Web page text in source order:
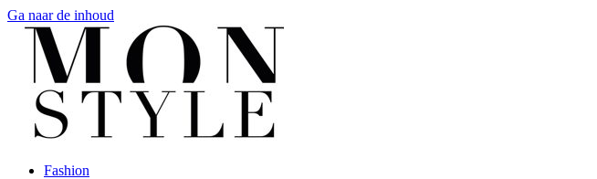
Ga naar de inhoud
Fashion